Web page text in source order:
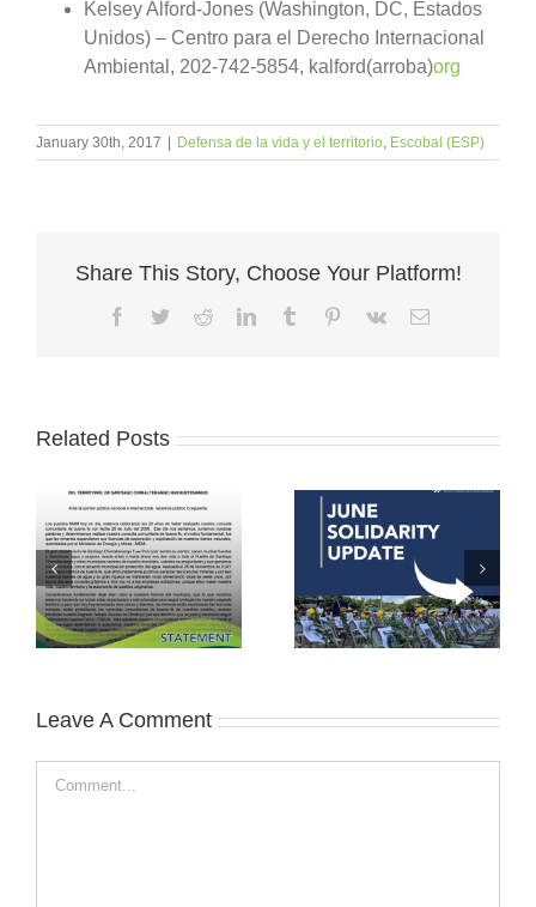
Kelsey Alford-Jones (Washington, DC, Estados
Unidos) – Centro para el Derecho Internacional
Ambiental, 202-742-5854, kalford(arroba)org
January 30th, 2017 Defensa de la vida y el territorio, Escobal (ESP)
Share This Story, Choose Your Platform!
Facebook
TwitterRedditLinkedInTumblr Pinterest
Vk Email
Related Posts
Leave A Comment